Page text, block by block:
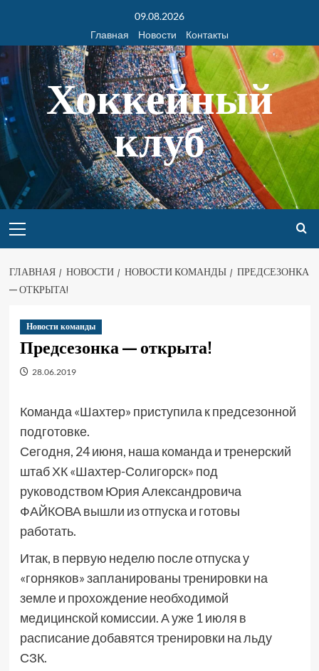
09.08.2026
Главная
Новости Контакты
Хоккейный
клуб
ГЛАВНАЯ НОВОСТИ НОВОСТИ КОМАНДЫ
ПРЕДСЕЗОНКА
— ОТКРЫТА!
Новости команды
Предсезонка — открыта!
28.06.2019
Команда «Шахтер» приступила к предсезонной
подготовке.
Сегодня, 24 июня, наша команда и тренерский
штаб ХК «Шахтер-Солигорск» под
руководством Юрия Александровича
ФАЙКОВА вышли из отпуска и готовы
работать.
Итак, в первую неделю после отпуска у
«горняков» запланированы тренировки на
земле и прохождение необходимой
медицинской комиссии. А уже 1 июля в
расписание добавятся тренировки на льду
СЗК.